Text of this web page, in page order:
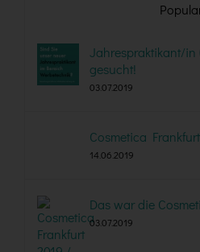
Jahrespraktikant/in
gesucht!
03.07.2019
Cosmetica
14.06.2019
Das war die
03.07.2019